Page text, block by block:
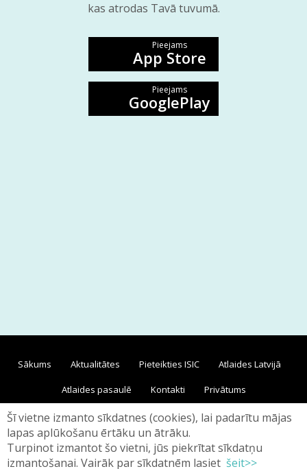
Šī vietne izmanto sīkdatnes (cookies), lai padarītu mājas
lapas aplūkošanu ērtāku un ātrāku.
Turpinot izmantot šo vietni, jūs piekrītat sīkdatņu
izmantošanai. Vairāk par sīkdatnēm lasiet šeit>>
kas atrodas Tavā tuvumā.
Pieejams
App Store
Pieejams
GooglePlay
Sākums Aktualitātes Pieteikties ISIC Atlaides Latvijā
Atlaides pasaulē Kontakti Privātums